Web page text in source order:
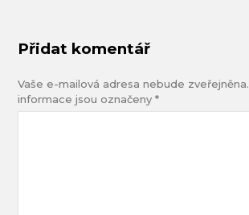
Přidat komentář
Vaše e-mailová adresa nebude zveřejněna.
informace jsou označeny*